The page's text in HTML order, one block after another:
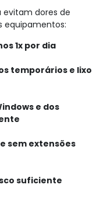
evitam dores de
equipamentos:
1x por dia
temporários e lixo
e dos
sem extensões
suficiente